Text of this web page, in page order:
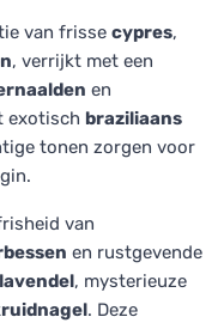
van frisse cypres,
, verrijkt met een
en
exotisch braziliaans
tonen zorgen voor
van
en rustgevende
lavendel, mysterieuze
. Deze